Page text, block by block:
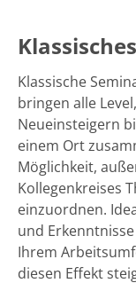
Klassische
bringen alle
Neueinsteigern
einem Ort
Möglichkeit,
Kollegenkreises
einzuordnen.
und
Ihrem
diesen Effekt